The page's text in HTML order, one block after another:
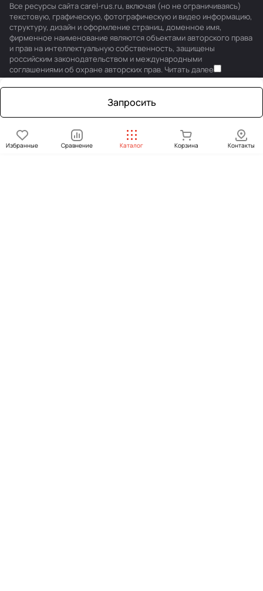
Запросить
Избранные Сравнение Каталог Корзина Контакты
Все ресурсы сайта carel-rus.ru, включая (но не ограничиваясь)
текстовую, графическую, фотографическую и видео информацию,
структуру, дизайн и оформление страниц, доменное имя,
фирменное наименование являются объектами авторского права
и прав на интеллектуальную собственность, защищены
российским законодательством и международными
соглашениями об охране авторских прав. Читать далее